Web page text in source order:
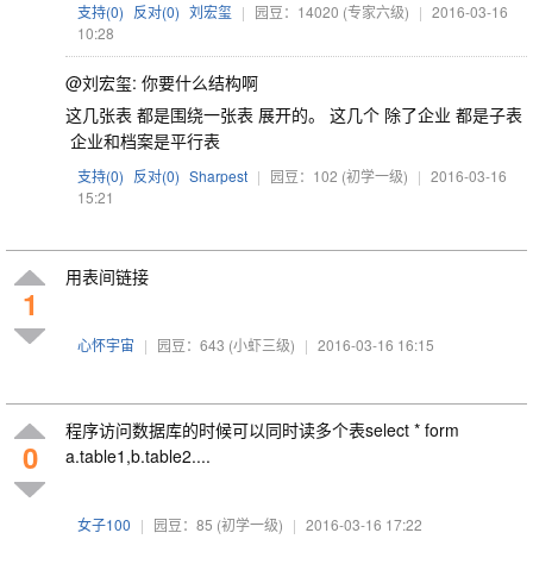
支持(0) 反对(0) 刘宏玺 | 园豆：14020 (专家六级) | 2016-03-16
10:28
@刘宏玺: 你要什么结构啊
这几张表 都是围绕一张表 展开的。 这几个 除了企业 都是子表
企业和档案是平行表
支持(0) 反对(0) Sharpest | 园豆：102 (初学一级) | 2016-03-16
15:21
1
用表间链接
心怀宇宙 | 园豆：643 (小虾三级) | 2016-03-16 16:15
0
程序访问数据库的时候可以同时读多个表select * form
a.table1,b.table2....
女子100 | 园豆：85 (初学一级) | 2016-03-16 17:22